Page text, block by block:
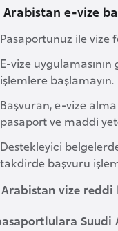
e-vize
Pasaportunuz ile vize
E-vize
işlemlere başlamayın.
Başvuran, e-vize
pasaport ve maddi
Destekleyici
takdirde başvuru
vize reddi
Suudi